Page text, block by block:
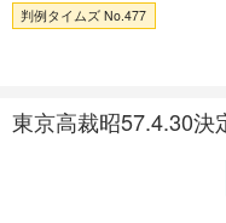
判例タイムズ No.477
東京高裁昭57.4.30決